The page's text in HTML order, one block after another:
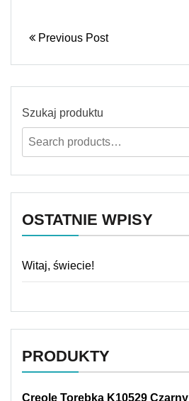
Previous Post
Szukaj produktu
OSTATNIE WPISY
Witaj, świecie!
PRODUKTY
Creole Torebka K10529 Czarny